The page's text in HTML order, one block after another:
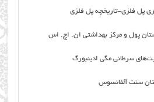
پل فلزی-تاریخچه پل فلزی
پول و مرکز بهداشتی ان. اچ. اس
سرطانی مگی ادینبورگ
سنت آلفانسوس